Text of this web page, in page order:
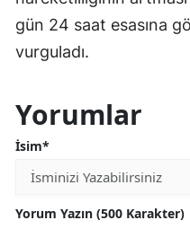
gün 24 saat esasına
vurguladı.
Yorumlar
İsim*
Yorum Yazın (500 Karakter)